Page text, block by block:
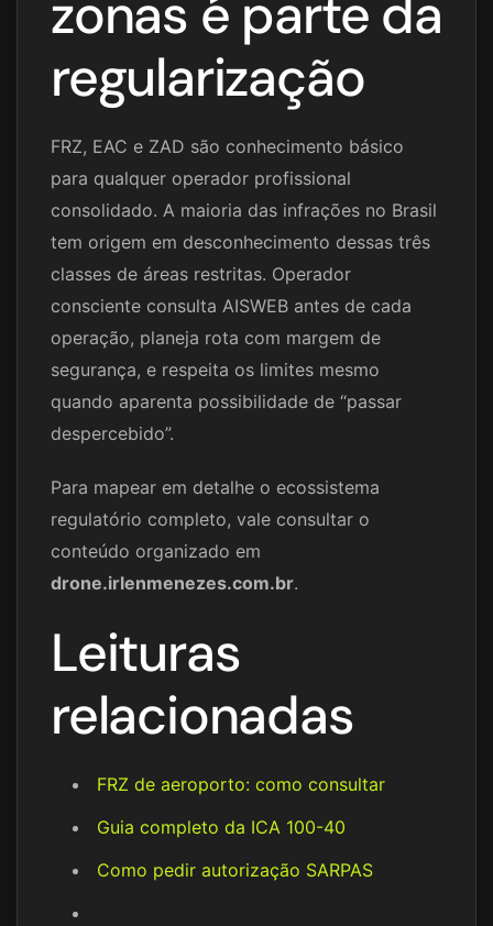
zonas é parte da
regularização
FRZ, EAC e ZAD são conhecimento básico
para qualquer operador profissional
consolidado. A maioria das infrações no Brasil
tem origem em desconhecimento dessas três
classes de áreas restritas. Operador
consciente consulta AISWEB antes de cada
operação, planeja rota com margem de
segurança, e respeita os limites mesmo
quando aparenta possibilidade de “passar
despercebido”.
Para mapear em detalhe o ecossistema
regulatório completo, vale consultar o
conteúdo organizado em
drone.irlenmenezes.com.br.
Leituras
relacionadas
FRZ de aeroporto: como consultar
Guia completo da ICA 100-40
Como pedir autorização SARPAS